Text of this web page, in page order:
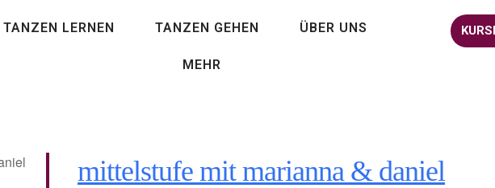
TANZEN LERNEN TANZEN GEHEN ÜBER UNS
MEHR
mittelstufe mit marianna & daniel